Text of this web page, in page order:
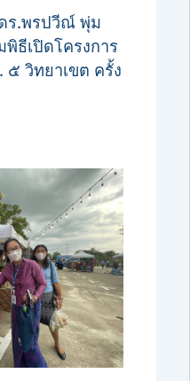
ร.พรปวีณ์ พุ่ม
พิธีเปิดโครงการ
วิทยาเขต ครั้ง